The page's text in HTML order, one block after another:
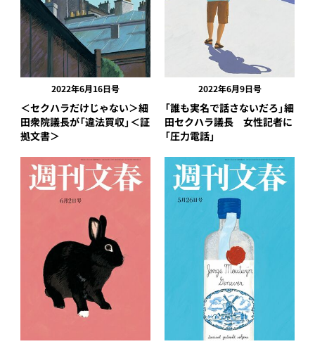
2022年6月16日号
＜セクハラだけじゃない＞細
田衆院議長が「違法買収」＜証
拠文書＞
2022年6月9日号
「誰も実名で話さないだろ」細
田セクハラ議長 女性記者に
「圧力電話」